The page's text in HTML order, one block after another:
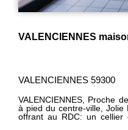
VALENCIENNES
VALENCIENNES 59300
VALENCIENNES, Proche
à pied du centre-ville, Jolie
offrant au RDC: un cellier